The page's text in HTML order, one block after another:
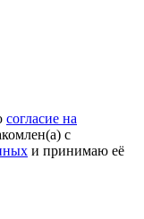
согласие на
с
и принимаю её